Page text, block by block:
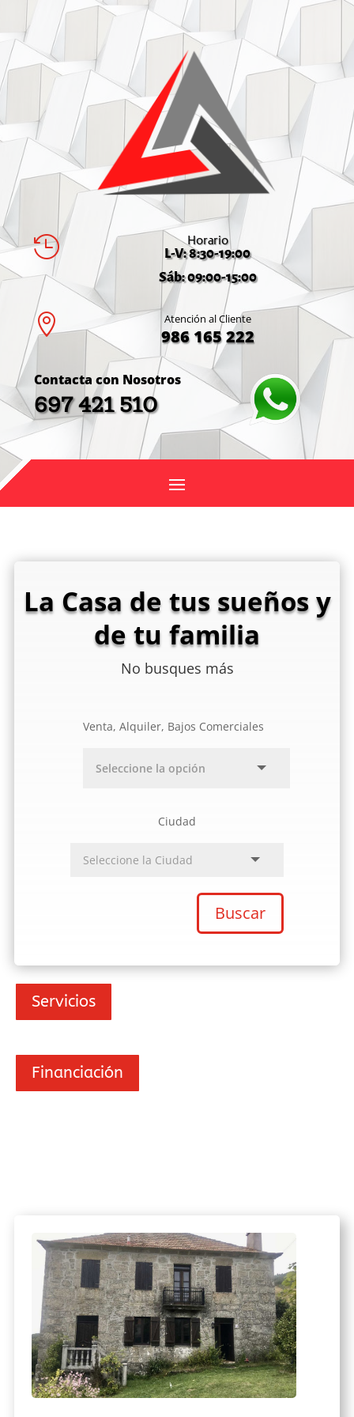
 Horario
L-V: 8:30-19:00
Sáb: 09:00-15:00
 Atención al Cliente
986 165 222
Contacta con Nosotros
697 421 510
La Casa de tus sueños y
de tu familia
No busques más
Venta, Alquiler, Bajos Comerciales
Ciudad
Buscar
Servicios
Financiación